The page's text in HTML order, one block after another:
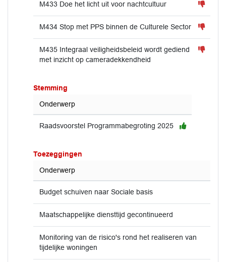
M433 Doe het licht uit voor nachtcultuur
M434 Stop met PPS binnen de Culturele Sector
M435 Integraal veiligheidsbeleid wordt gediend
met inzicht op cameradekkendheid
Stemming
Onderwerp
Raadsvoorstel Programmabegroting 2025
Toezeggingen
Onderwerp
Budget schuiven naar Sociale basis
Maatschappelijke diensttijd gecontinueerd
Monitoring van de risico's rond het realiseren van
tijdelijke woningen